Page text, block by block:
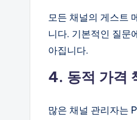
모든 채널의 게스트
니다. 기본적인 질문
아집니다.
4. 동적 가격
많은 채널 관리자는